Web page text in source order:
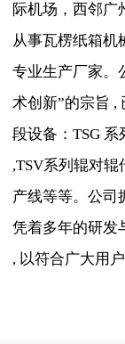
际机场，西邻广
从事瓦楞纸箱机
专业生产厂家。
术创新”的宗旨 ,
段设备：TSG
,TSV系列辊对
产线等等。公司
凭着多年的研发
, 以符合广大用户